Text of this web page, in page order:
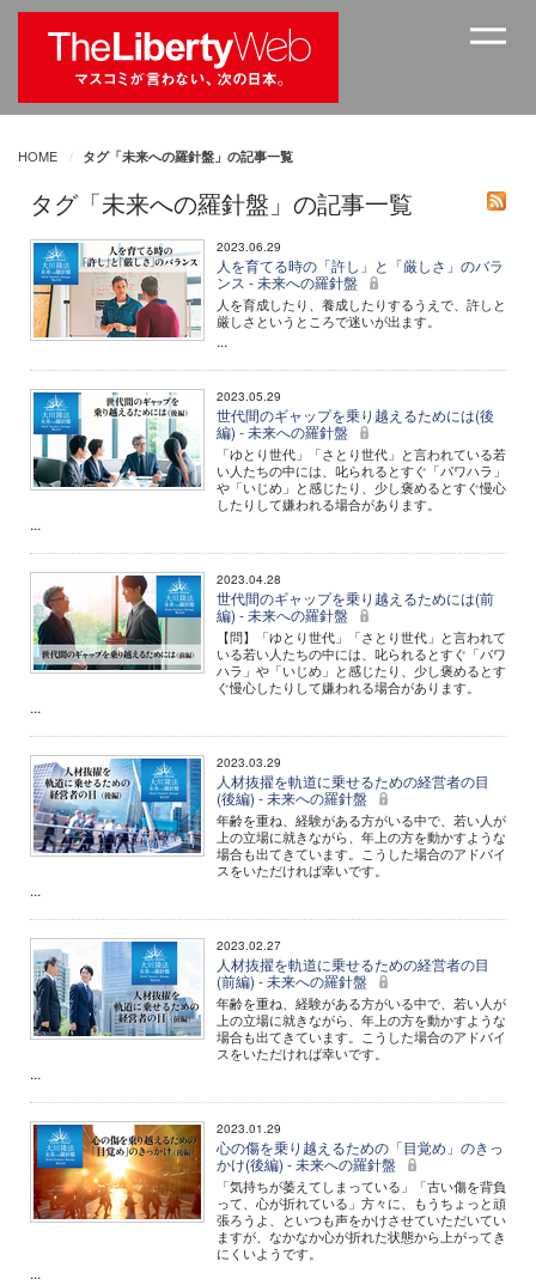
HOME タグ「未来への羅針盤」の記事一覧
タグ「未来への羅針盤」の記事一覧
2023.06.29
人を育てる時の「許し」と「厳しさ」のバラ
ンス - 未来への羅針盤
人を育成したり、養成したりするうえで、許しと
厳しさというところで迷いが出ます。
...
2023.05.29
世代間のギャップを乗り越えるためには(後
編) - 未来への羅針盤
「ゆとり世代」「さとり世代」と言われている若
い人たちの中には、叱られるとすぐ「パワハラ」
や「いじめ」と感じたり、少し褒めるとすぐ慢心
したりして嫌われる場合があります。
...
2023.04.28
世代間のギャップを乗り越えるためには(前
編) - 未来への羅針盤
【問】「ゆとり世代」「さとり世代」と言われて
いる若い人たちの中には、叱られるとすぐ「パワ
ハラ」や「いじめ」と感じたり、少し褒めるとす
ぐ慢心したりして嫌われる場合があります。
...
2023.03.29
人材抜擢を軌道に乗せるための経営者の目
(後編) - 未来への羅針盤
年齢を重ね、経験がある方がいる中で、若い人が
上の立場に就きながら、年上の方を動かすような
場合も出てきています。こうした場合のアドバイ
スをいただければ幸いです。
...
2023.02.27
人材抜擢を軌道に乗せるための経営者の目
(前編) - 未来への羅針盤
年齢を重ね、経験がある方がいる中で、若い人が
上の立場に就きながら、年上の方を動かすような
場合も出てきています。こうした場合のアドバイ
スをいただければ幸いです。
...
2023.01.29
心の傷を乗り越えるための「目覚め」のきっ
かけ(後編) - 未来への羅針盤
「気持ちが萎えてしまっている」「古い傷を背負
って、心が折れている」方々に、もうちょっと頑
張ろうよ、といつも声をかけさせていただいてい
ますが、なかなか心が折れた状態から上がってき
にくいようです。
...